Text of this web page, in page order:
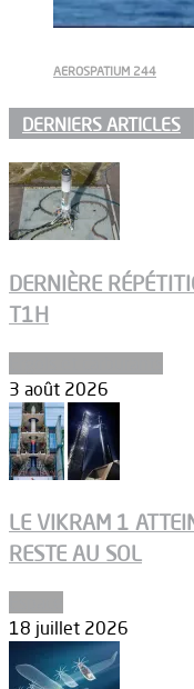
AEROSPATIUM 244
DERNIERS ARTICLES
DERNIÈRE
T1H
3 août 2026
LE VIKRAM 1
RESTE AU SOL
18 juillet 2026